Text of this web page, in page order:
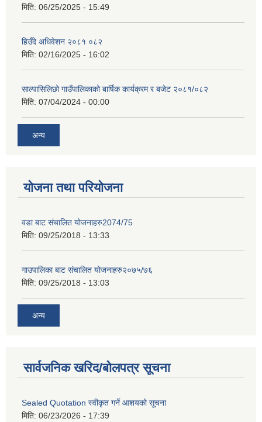
मिति: 06/25/2025 - 15:49
हिउँदे अधिवेशन २०८१ ०८२
मिति: 02/16/2025 - 16:02
साल्पासिलिछो गाउँपालिकाको बार्षिक कार्यक्रम र बजेट २०८१/०८२
मिति: 07/04/2024 - 00:00
अन्य
योजना तथा परियोजना
वडा बाट संचालित योजनाहरु2074/75
मिति: 09/25/2018 - 13:33
गाउपालिका बाट संचालित योजनाहरु२०७५/७६
मिति: 09/25/2018 - 13:03
अन्य
सार्वजनिक खरिद/बोलपत्र सूचना
Sealed Quotation स्वीकृत गर्ने आशयको सूचना
मिति: 06/23/2026 - 17:39